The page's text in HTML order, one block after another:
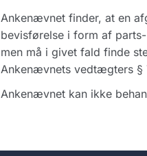
Ankenævnet finder, at en
bevisførelse i form af
men må i givet fald finde
Ankenævnets vedtægters §
Ankenævnet kan ikke